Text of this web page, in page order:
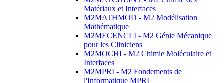
Matériaux et Interfaces
M2MATHMOD - M2 Modélisation
Mathématique
M2MECENCLI - M2 Génie Mécanique
pour les Cliniciens
M2MOCHI - M2 Chimie Moléculaire et
Interfaces
M2MPRI - M2 Fondements de
l'Informatique MPRI